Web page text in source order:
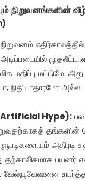
நிறுவனங்களின்
மதிப்பு மட்டுமே.
நிதியாதாரமோ அல்ல.
Hype):
அதிரடி
தற்காலிகமாக
வேல்யூவேஷனை